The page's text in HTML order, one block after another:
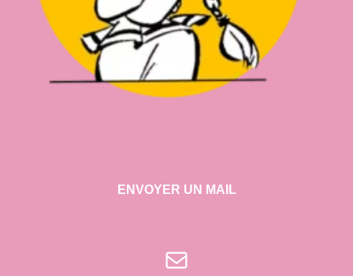
ENVOYER UN MAIL
E-mail